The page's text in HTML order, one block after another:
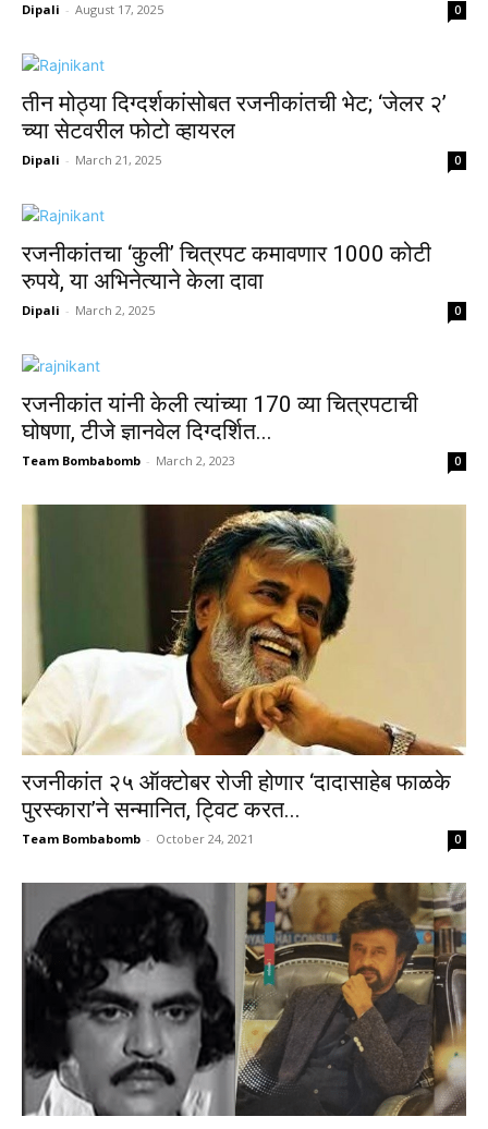
Dipali - August 17, 2025 0
तीन मोठ्या दिग्दर्शकांसोबत रजनीकांतची भेट; ‘जेलर २’
च्या सेटवरील फोटो व्हायरल
Dipali - March 21, 2025 0
रजनीकांतचा ‘कुली’ चित्रपट कमावणार 1000 कोटी
रुपये, या अभिनेत्याने केला दावा
Dipali - March 2, 2025 0
रजनीकांत यांनी केली त्यांच्या 170 व्या चित्रपटाची
घोषणा, टीजे ज्ञानवेल दिग्दर्शित...
Team Bombabomb - March 2, 2023 0
रजनीकांत २५ ऑक्टोबर रोजी होणार ‘दादासाहेब फाळके
पुरस्कारा’ने सन्मानित, ट्विट करत...
Team Bombabomb - October 24, 2021 0